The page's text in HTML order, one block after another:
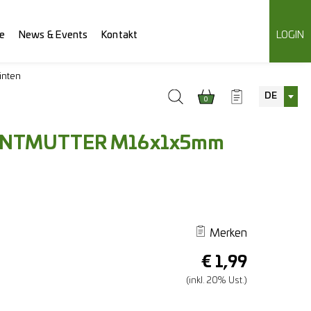
News & Events Kontakt LOGIN
0 DE
M16x1x5mm
Merken
€ 1,99
(inkl. 20% Ust.)